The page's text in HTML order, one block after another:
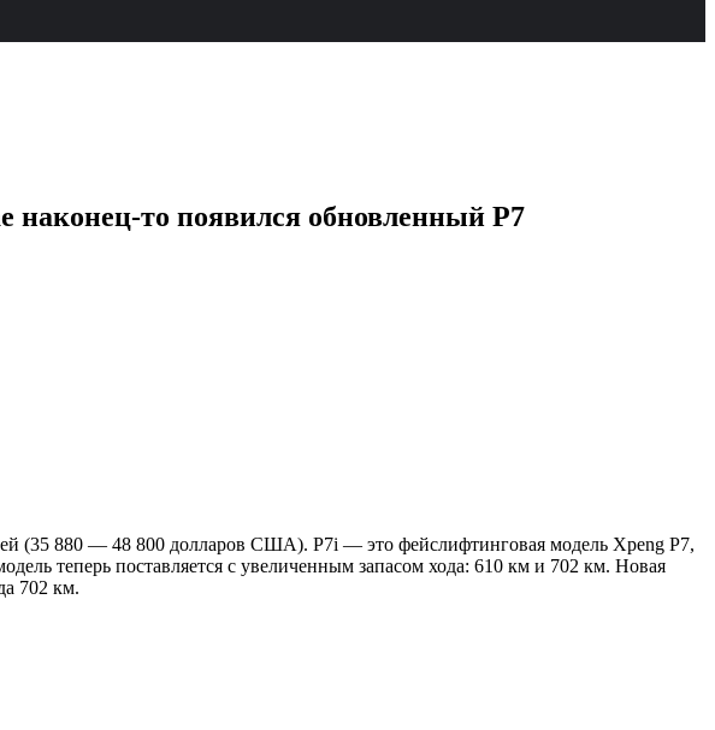
наконец-то появился обновленный P7
(35 880 — 48 800 долларов США). P7i — это фейслифтинговая модель Xpeng P7,
теперь поставляется с увеличенным запасом хода: 610 км и 702 км. Новая
702 км.